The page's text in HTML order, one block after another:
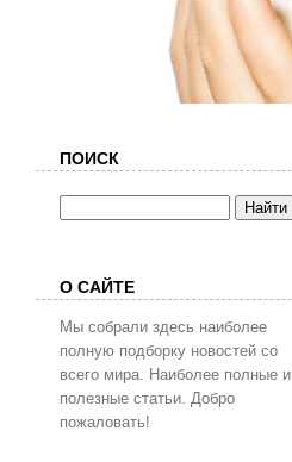
ПОИСК
О САЙТЕ
Мы собрали здесь наиболее
полную подборку новостей со
всего мира. Наиболее полные и
полезные статьи. Добро
пожаловать!